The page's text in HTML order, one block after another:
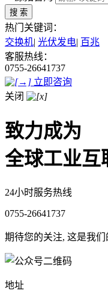
搜 索
热门关键词：
交换机| 光伏发电| 百兆
客服热线：
0755-26641737
立即咨询
关闭
致力成为
全球工业互
24小时服务热线
0755-26641737
期待您的关注, 这是我们
地址